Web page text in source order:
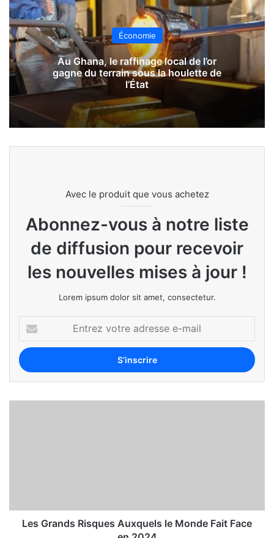
Économie
Au Ghana, le raffinage local de l’or
gagne du terrain sous la houlette de
l’État
Avec le produit que vous achetez
Abonnez-vous à notre liste
de diffusion pour recevoir
les nouvelles mises à jour !
Lorem ipsum dolor sit amet, consectetur.
Les Grands Risques Auxquels le Monde Fait Face